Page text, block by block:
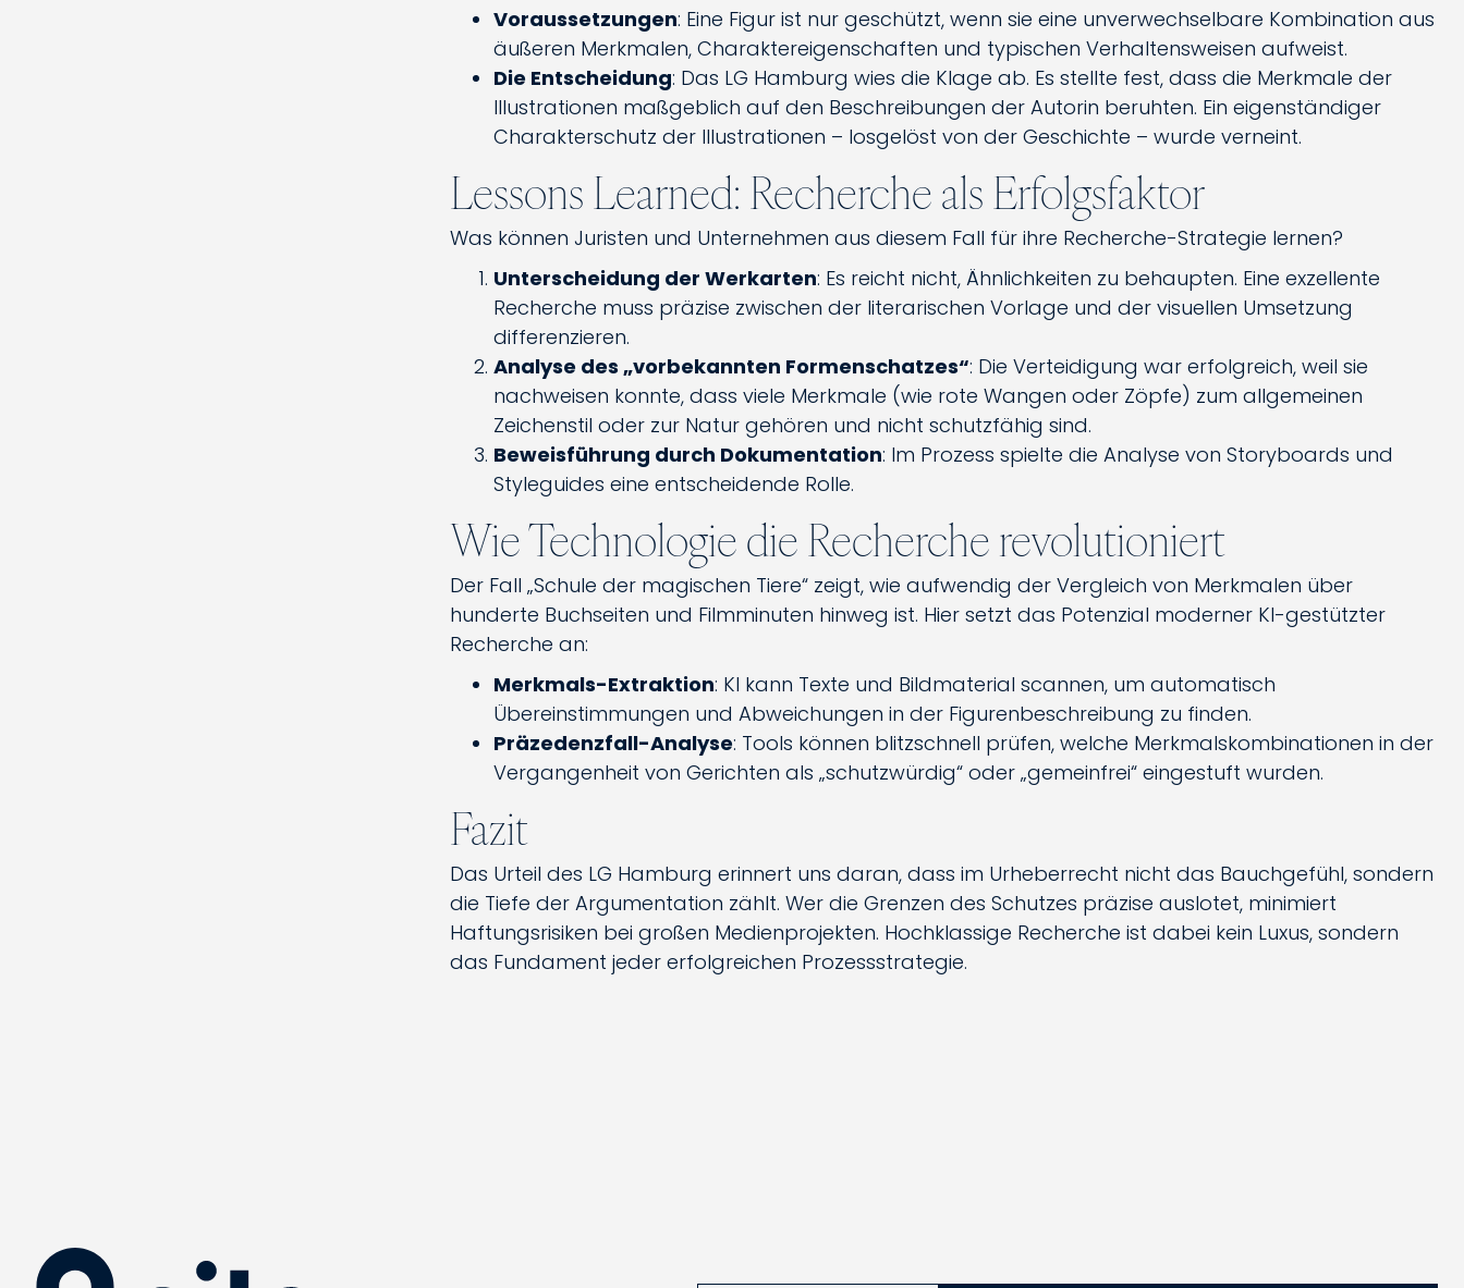
Voraussetzungen: Eine Figur ist nur geschützt, wenn sie eine unverwechselbare Kombination aus
äußeren Merkmalen, Charaktereigenschaften und typischen Verhaltensweisen aufweist.
Die Entscheidung: Das LG Hamburg wies die Klage ab. Es stellte fest, dass die Merkmale der
Illustrationen maßgeblich auf den Beschreibungen der Autorin beruhten. Ein eigenständiger
Charakterschutz der Illustrationen – losgelöst von der Geschichte – wurde verneint.
Lessons Learned: Recherche als Erfolgsfaktor
Was können Juristen und Unternehmen aus diesem Fall für ihre Recherche-Strategie lernen?
Unterscheidung der Werkarten: Es reicht nicht, Ähnlichkeiten zu behaupten. Eine exzellente
Recherche muss präzise zwischen der literarischen Vorlage und der visuellen Umsetzung
differenzieren.
Analyse des „vorbekannten Formenschatzes“: Die Verteidigung war erfolgreich, weil sie
nachweisen konnte, dass viele Merkmale (wie rote Wangen oder Zöpfe) zum allgemeinen
Zeichenstil oder zur Natur gehören und nicht schutzfähig sind.
Beweisführung durch Dokumentation: Im Prozess spielte die Analyse von Storyboards und
Styleguides eine entscheidende Rolle.
Wie Technologie die Recherche revolutioniert
Der Fall „Schule der magischen Tiere“ zeigt, wie aufwendig der Vergleich von Merkmalen über
hunderte Buchseiten und Filmminuten hinweg ist. Hier setzt das Potenzial moderner KI-gestützter
Recherche an:
Merkmals-Extraktion: KI kann Texte und Bildmaterial scannen, um automatisch
Übereinstimmungen und Abweichungen in der Figurenbeschreibung zu finden.
Präzedenzfall-Analyse: Tools können blitzschnell prüfen, welche Merkmalskombinationen in der
Vergangenheit von Gerichten als „schutzwürdig“ oder „gemeinfrei“ eingestuft wurden.
Fazit
Das Urteil des LG Hamburg erinnert uns daran, dass im Urheberrecht nicht das Bauchgefühl, sondern
die Tiefe der Argumentation zählt. Wer die Grenzen des Schutzes präzise auslotet, minimiert
Haftungsrisiken bei großen Medienprojekten. Hochklassige Recherche ist dabei kein Luxus, sondern
das Fundament jeder erfolgreichen Prozessstrategie.